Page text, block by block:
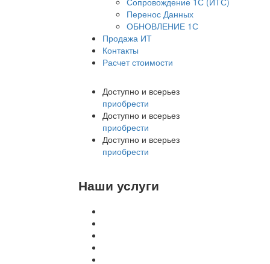
Перенос Данных
ОБНОВЛЕНИЕ 1С
Продажа ИТ
Контакты
Расчет стоимости
Доступно и всерьез
приобрести
Доступно и всерьез
приобрести
Доступно и всерьез
приобрести
Наши услуги